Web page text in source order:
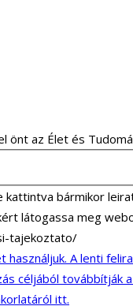
önt az Élet és
kattintva bármikor
látogassa meg
tajekoztato/
használjuk. A lenti
céljából továbbítják
itt.